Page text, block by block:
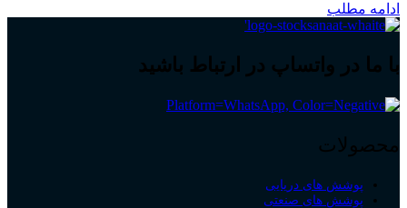
ادامه مطلب
با ما در واتساپ در ارتباط باشید
محصولات
پوشش های دریایی
پوشش های صنعتی